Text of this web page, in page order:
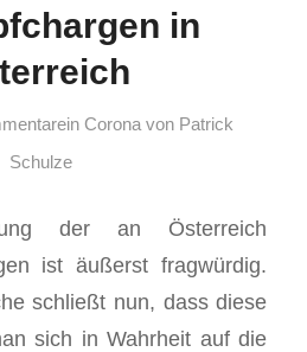
in
in Corona von Patrick
Schulze
der an Österreich
ist äußerst fragwürdig.
schließt nun, dass diese
sich in Wahrheit auf die